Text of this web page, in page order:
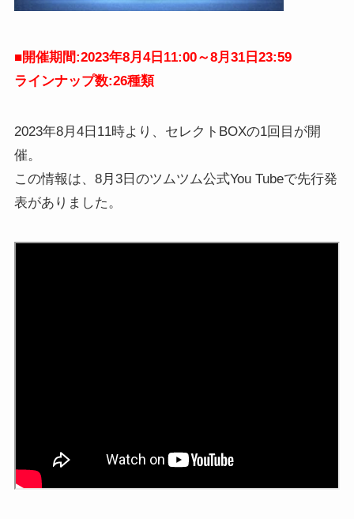
■開催期間:2023年8月4日11:00～8月31日23:59
ラインナップ数:26種類
2023年8月4日11時より、セレクトBOXの1回目が開
催。
この情報は、8月3日のツムツム公式You Tubeで先行発
表がありました。